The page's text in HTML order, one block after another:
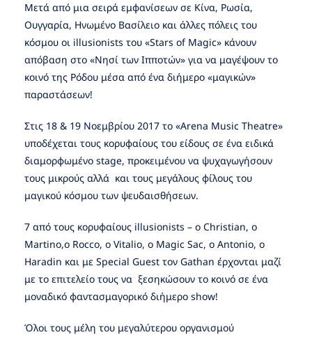
Mετά από μια σειρά εμφανίσεων σε Κίνα, Ρωσία,
Ουγγαρία, Hνωμένο Βασίλειο και άλλες πόλεις του
κόσμου οι illusionists του «Stars of Magic» κάνουν
απόβαση στο «Νησί των Ιπποτών» για να μαγέψουν το
κοινό της Ρόδου μέσα από ένα διήμερο «μαγικών»
παραστάσεων!
Στις 18 & 19 Νοεμβρίου 2017 το «Αrena Music Theatre»
υποδέχεται τους κορυφαίους του είδους σε ένα ειδικά
διαμορφωμένο stage, προκειμένου να ψυχαγωγήσουν
τους μικρούς αλλά και τους μεγάλους φίλους του
μαγικού κόσμου των ψευδαισθήσεων.
7 από τους κορυφαίους illusionists – o Christian, o
Martino,o Rocco, o Vitalio, o Magic Sac, o Antonio, o
Haradin και με Special Guest τον Gathan έρχονται μαζί
με το επιτελείο τους να ξεσηκώσουν το κοινό σε ένα
μοναδικό φαντασμαγορικό διήμερο show!
Όλοι τους μέλη του μεγαλύτερου οργανισμού